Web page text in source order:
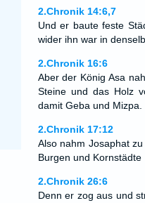
2.Chronik 14:6,7
Und er baute feste
wider ihn war in
2.Chronik 16:6
Aber der König Asa
Steine und das Holz
damit Geba und Mizpa.
2.Chronik 17:12
Also nahm Josaphat
Burgen und Kornstädte
2.Chronik 26:6
Denn er zog aus und